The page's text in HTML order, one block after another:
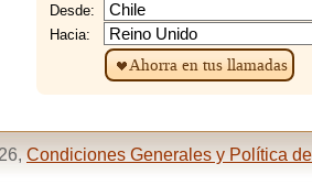
Desde:
Hacia:
Ahorra en tus llamadas
Condiciones Generales y Política